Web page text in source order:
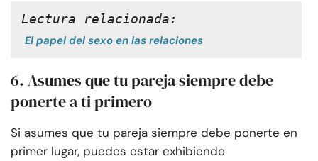
Lectura relacionada:
El papel del sexo en las relaciones
6. Asumes que tu pareja siempre debe
ponerte a ti primero
Si asumes que tu pareja siempre debe ponerte en
primer lugar, puedes estar exhibiendo